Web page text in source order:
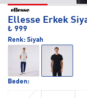
Ellesse Erkek
₺ 999
Beden:
Renk: Siyah